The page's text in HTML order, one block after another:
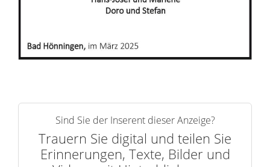
Sind Sie der Inserent dieser Anzeige?
Trauern Sie digital und teilen Sie
Erinnerungen, Texte, Bilder und